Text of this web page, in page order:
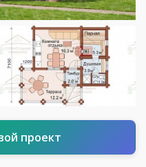
проект